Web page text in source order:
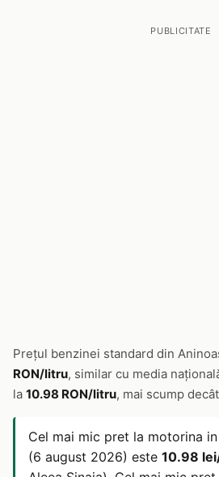
PUBLICITATE
Prețul benzinei standard din
RON/litru, similar cu media
la 10.98 RON/litru, mai scump
Cel mai mic pret la motorina in
(6 august 2026) este 10.98